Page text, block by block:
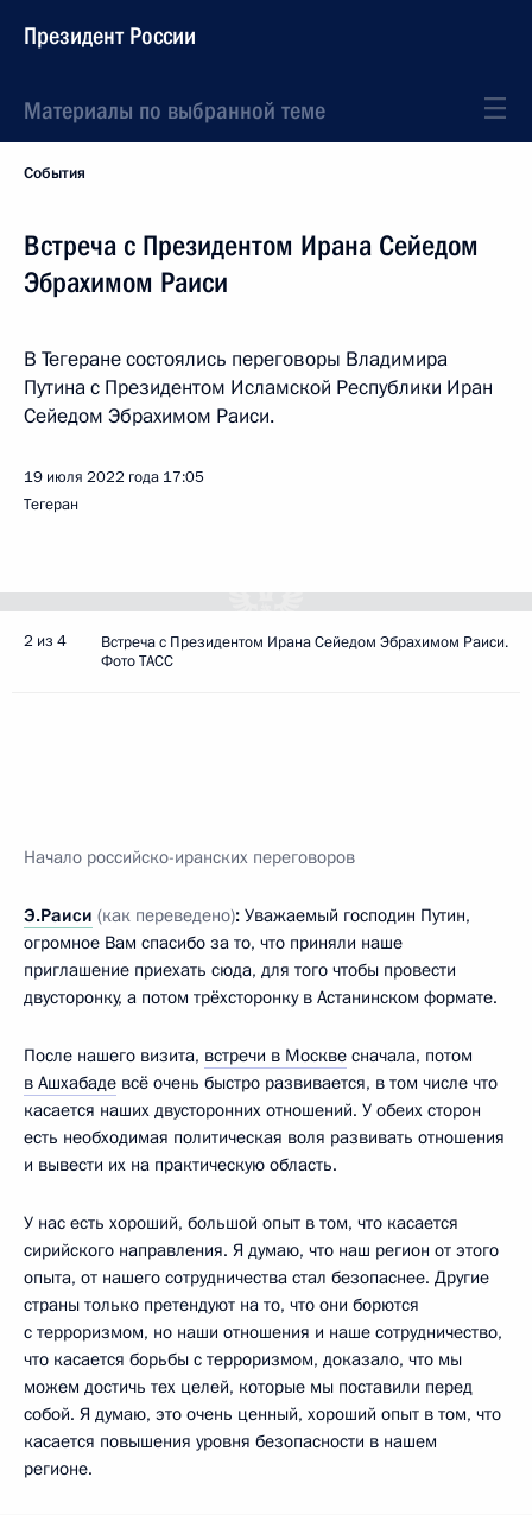
Президент России
Материалы по выбранной теме
События
Встреча с Президентом Ирана Сейедом
Эбрахимом Раиси
В Тегеране состоялись переговоры Владимира
Путина с Президентом Исламской Республики Иран
Сейедом Эбрахимом Раиси.
19 июля 2022 года 17:05
Тегеран
2 из 4
Встреча с Президентом Ирана Сейедом Эбрахимом Раиси.
Фото ТАСС
Начало российско-иранских переговоров
Э.Раиси (как переведено): Уважаемый господин Путин,
огромное Вам спасибо за то, что приняли наше
приглашение приехать сюда, для того чтобы провести
двусторонку, а потом трёхсторонку в Астанинском формате.
После нашего визита, встречи в Москве сначала, потом
в Ашхабаде всё очень быстро развивается, в том числе что
касается наших двусторонних отношений. У обеих сторон
есть необходимая политическая воля развивать отношения
и вывести их на практическую область.
У нас есть хороший, большой опыт в том, что касается
сирийского направления. Я думаю, что наш регион от этого
опыта, от нашего сотрудничества стал безопаснее. Другие
страны только претендуют на то, что они борются
с терроризмом, но наши отношения и наше сотрудничество,
что касается борьбы с терроризмом, доказало, что мы
можем достичь тех целей, которые мы поставили перед
собой. Я думаю, это очень ценный, хороший опыт в том, что
касается повышения уровня безопасности в нашем
регионе.